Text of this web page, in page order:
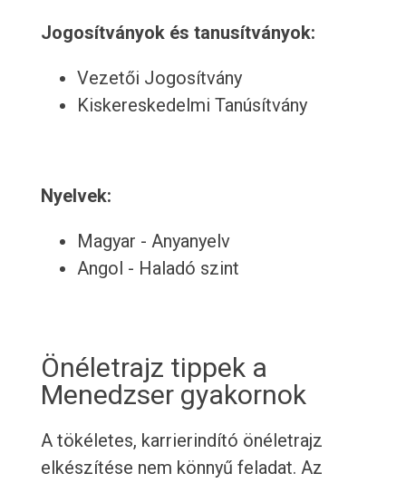
Jogosítványok és tanusítványok:
Vezetői Jogosítvány
Kiskereskedelmi Tanúsítvány
Nyelvek:
Magyar - Anyanyelv
Angol - Haladó szint
Önéletrajz tippek a
Menedzser gyakornok
A tökéletes, karrierindító önéletrajz
elkészítése nem könnyű feladat. Az